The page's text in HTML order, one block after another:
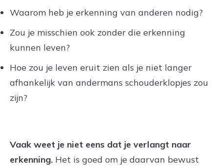
Waarom heb je erkenning van anderen nodig?
Zou je misschien ook zonder die erkenning
kunnen leven?
Hoe zou je leven eruit zien als je niet langer
afhankelijk van andermans schouderklopjes zou
zijn?
Vaak weet je niet eens dat je verlangt naar
erkenning. Het is goed om je daarvan bewust